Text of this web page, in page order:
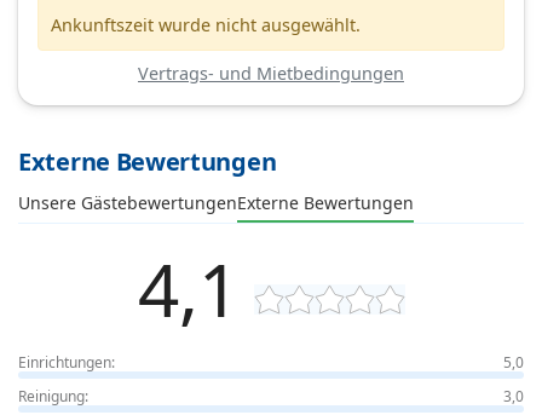
Ankunftszeit wurde nicht ausgewählt.
Vertrags- und Mietbedingungen
Externe Bewertungen
Unsere GästebewertungenExterne Bewertungen
4,1
Einrichtungen:
5,0
Reinigung:
3,0